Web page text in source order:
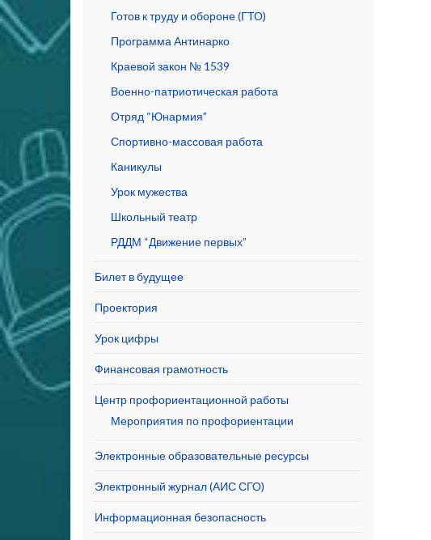
Готов к труду и обороне (ГТО)
Программа Антинарко
Краевой закон № 1539
Военно-патриотическая работа
Отряд “Юнармия”
Спортивно-массовая работа
Каникулы
Урок мужества
Школьный театр
РДДМ “Движение первых”
Билет в будущее
Проектория
Урок цифры
Финансовая грамотность
Центр профориентационной работы
Мероприятия по профориентации
Электронные образовательные ресурсы
Электронный журнал (АИС СГО)
Информационная безопасность